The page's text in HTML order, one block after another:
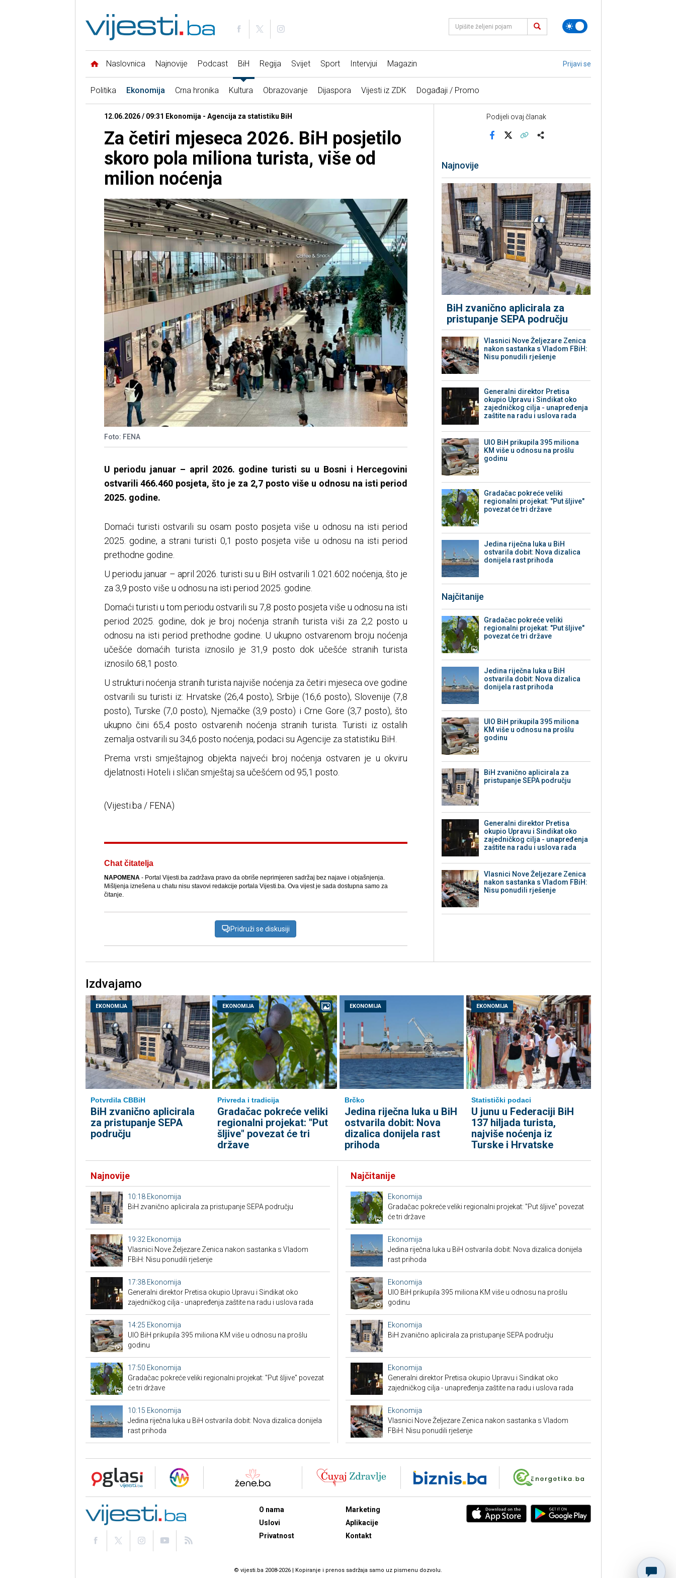
Naslovnica Najnovije Podcast BiH Regija Svijet Sport Intervjui Magazin Prijavi se
Politika Ekonomija Crna hronika Kultura Obrazovanje Dijaspora Vijesti iz ZDK Događaji / Promo
12.06.2026 / 09:31 Ekonomija - Agencija za statistiku BiH
Za četiri mjeseca 2026. BiH posjetilo
skoro pola miliona turista, više od
milion noćenja
Foto: FENA
U periodu januar – april 2026. godine turisti su u Bosni i Hercegovini
ostvarili 466.460 posjeta, što je za 2,7 posto više u odnosu na isti period
2025. godine.
Domaći turisti ostvarili su osam posto posjeta više u odnosu na isti period
2025. godine, a strani turisti 0,1 posto posjeta više u odnosu na isti period
prethodne godine.
U periodu januar – april 2026. turisti su u BiH ostvarili 1.021.602 noćenja, što je
za 3,9 posto više u odnosu na isti period 2025. godine.
Domaći turisti u tom periodu ostvarili su 7,8 posto posjeta više u odnosu na isti
period 2025. godine, dok je broj noćenja stranih turista viši za 2,2 posto u
odnosu na isti period prethodne godine. U ukupno ostvarenom broju noćenja
učešće domaćih turista iznosilo je 31,9 posto dok učešće stranih turista
iznosilo 68,1 posto.
U strukturi noćenja stranih turista najviše noćenja za četiri mjeseca ove godine
ostvarili su turisti iz: Hrvatske (26,4 posto), Srbije (16,6 posto), Slovenije (7,8
posto), Turske (7,0 posto), Njemačke (3,9 posto) i Crne Gore (3,7 posto), što
ukupno čini 65,4 posto ostvarenih noćenja stranih turista. Turisti iz ostalih
zemalja ostvarili su 34,6 posto noćenja, podaci su Agencije za statistiku BiH.
Prema vrsti smještajnog objekta najveći broj noćenja ostvaren je u okviru
djelatnosti Hoteli i sličan smještaj sa učešćem od 95,1 posto.
(Vijesti.ba / FENA)
Chat čitatelja
NAPOMENA- Portal Vijesti.ba zadržava pravo da obriše neprimjeren sadržaj bez najave i objašnjenja.
Mišljenja iznešena u chatu nisu stavovi redakcije portala Vijesti.ba. Ova vijest je sada dostupna samo za
čitanje.
Pridruži se diskusiji
Podijeli ovaj članak
Najnovije
BiH zvanično aplicirala za
pristupanje SEPA području
Vlasnici Nove Željezare Zenica
nakon sastanka s Vladom FBiH:
Nisu ponudili rješenje
Generalni direktor Pretisa
okupio Upravu i Sindikat oko
zajedničkog cilja - unapređenja
zaštite na radu i uslova rada
UIO BiH prikupila 395 miliona
KM više u odnosu na prošlu
godinu
Gradačac pokreće veliki
regionalni projekat: "Put šljive"
povezat će tri države
Jedina riječna luka u BiH
ostvarila dobit: Nova dizalica
donijela rast prihoda
Najčitanije
Gradačac pokreće veliki
regionalni projekat: "Put šljive"
povezat će tri države
Jedina riječna luka u BiH
ostvarila dobit: Nova dizalica
donijela rast prihoda
UIO BiH prikupila 395 miliona
KM više u odnosu na prošlu
godinu
BiH zvanično aplicirala za
pristupanje SEPA području
Generalni direktor Pretisa
okupio Upravu i Sindikat oko
zajedničkog cilja - unapređenja
zaštite na radu i uslova rada
Vlasnici Nove Željezare Zenica
nakon sastanka s Vladom FBiH:
Nisu ponudili rješenje
Izdvajamo
EKONOMIJA
Potvrdila CBBiH
BiH zvanično aplicirala
za pristupanje SEPA
području
EKONOMIJA
Privreda i tradicija
Gradačac pokreće veliki
regionalni projekat: "Put
šljive" povezat će tri
države
EKONOMIJA
Brčko
Jedina riječna luka u BiH
ostvarila dobit: Nova
dizalica donijela rast
prihoda
EKONOMIJA
Statistički podaci
U junu u Federaciji BiH
137 hiljada turista,
najviše noćenja iz
Turske i Hrvatske
Najnovije
10:18 Ekonomija
BiH zvanično aplicirala za pristupanje SEPA području
19:32 Ekonomija
Vlasnici Nove Željezare Zenica nakon sastanka s Vladom
FBiH: Nisu ponudili rješenje
17:38 Ekonomija
Generalni direktor Pretisa okupio Upravu i Sindikat oko
zajedničkog cilja - unapređenja zaštite na radu i uslova rada
14:25 Ekonomija
UIO BiH prikupila 395 miliona KM više u odnosu na prošlu
godinu
17:50 Ekonomija
Gradačac pokreće veliki regionalni projekat: "Put šljive" povezat
će tri države
10:15 Ekonomija
Jedina riječna luka u BiH ostvarila dobit: Nova dizalica donijela
rast prihoda
Najčitanije
Ekonomija
Gradačac pokreće veliki regionalni projekat: "Put šljive" povezat
će tri države
Ekonomija
Jedina riječna luka u BiH ostvarila dobit: Nova dizalica donijela
rast prihoda
Ekonomija
UIO BiH prikupila 395 miliona KM više u odnosu na prošlu
godinu
Ekonomija
BiH zvanično aplicirala za pristupanje SEPA području
Ekonomija
Generalni direktor Pretisa okupio Upravu i Sindikat oko
zajedničkog cilja - unapređenja zaštite na radu i uslova rada
Ekonomija
Vlasnici Nove Željezare Zenica nakon sastanka s Vladom
FBiH: Nisu ponudili rješenje
O nama
Uslovi
Privatnost
Marketing
Aplikacije
Kontakt
© vijesti.ba 2008-2026 | Kopiranje i prenos sadržaja samo uz pismenu dozvolu.